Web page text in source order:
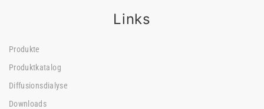
Links
Produkte
Produktkatalog
Diffusionsdialyse
Downloads